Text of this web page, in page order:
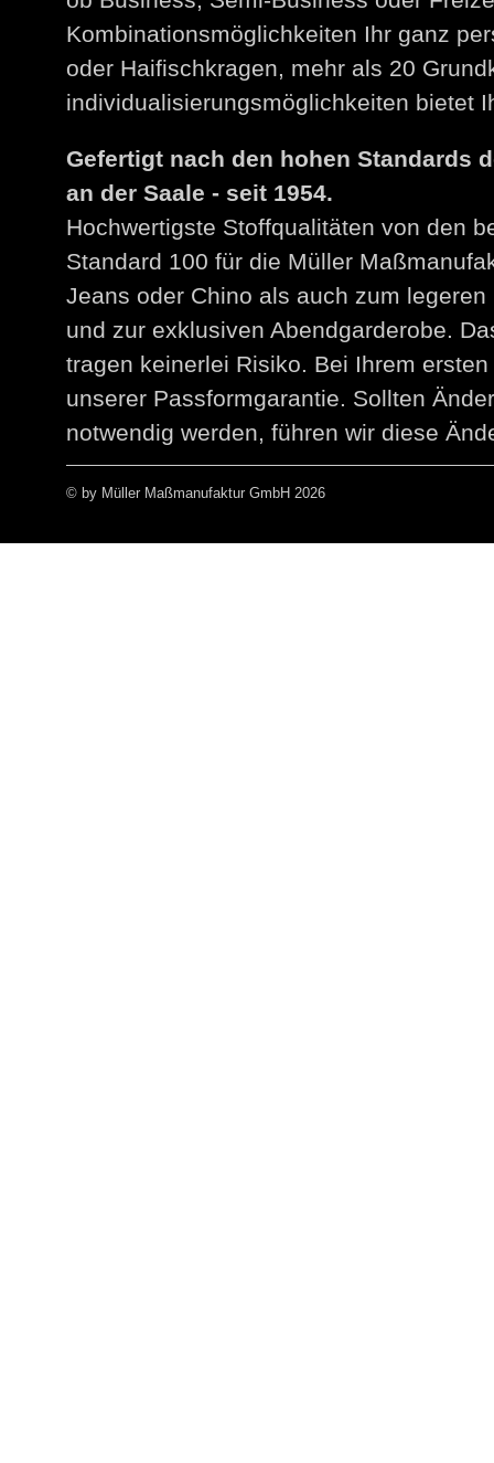
Kombinationsmöglichkeiten Ihr ganz
oder Haifischkragen, mehr als 20
individualisierungsmöglichkeiten bietet
Gefertigt nach den hohen Standards
an der Saale - seit 1954.
Hochwertigste Stoffqualitäten von den
Standard 100 für die Müller
Jeans oder Chino als auch zum
und zur exklusiven Abendgarderobe.
tragen keinerlei Risiko. Bei Ihrem
unserer Passformgarantie. Sollten
notwendig werden, führen wir diese
© by Müller Maßmanufaktur GmbH 2026